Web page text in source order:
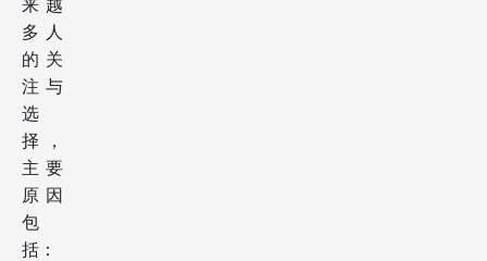
来越
多人
的关
注与
选
择，
主要
原因
包
括：